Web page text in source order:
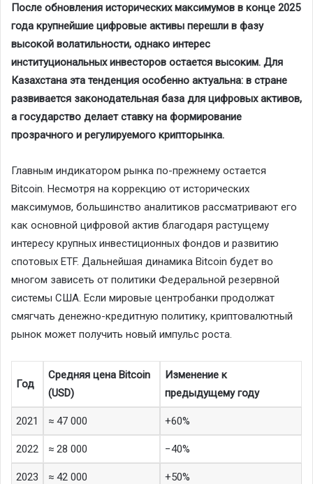
После обновления исторических максимумов в конце 2025
года крупнейшие цифровые активы перешли в фазу
высокой волатильности, однако интерес
институциональных инвесторов остается высоким. Для
Казахстана эта тенденция особенно актуальна: в стране
развивается законодательная база для цифровых активов,
а государство делает ставку на формирование
прозрачного и регулируемого крипторынка.
Главным индикатором рынка по-прежнему остается
Bitcoin. Несмотря на коррекцию от исторических
максимумов, большинство аналитиков рассматривают его
как основной цифровой актив благодаря растущему
интересу крупных инвестиционных фондов и развитию
спотовых ETF. Дальнейшая динамика Bitcoin будет во
многом зависеть от политики Федеральной резервной
системы США. Если мировые центробанки продолжат
смягчать денежно-кредитную политику, криптовалютный
рынок может получить новый импульс роста.
Год
Средняя цена Bitcoin
(USD)
Изменение к
предыдущему году
2021 ≈ 47 000 +60%
2022 ≈ 28 000 −40%
2023 ≈ 42 000 +50%